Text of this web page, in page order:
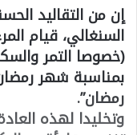
إن من التقاليد
السنغالي، قيام
(خصوصا التمر
بمناسبة شهر
رمضان”.
​وتخليدا لهذه